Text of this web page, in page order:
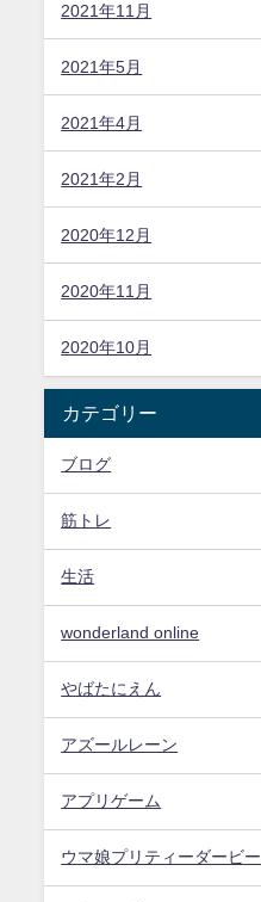
2021年11月
2021年5月
2021年4月
2021年2月
2020年12月
2020年11月
2020年10月
カテゴリー
ブログ
筋トレ
生活
wonderland online
やばたにえん
アズールレーン
アプリゲーム
ウマ娘プリティーダービー